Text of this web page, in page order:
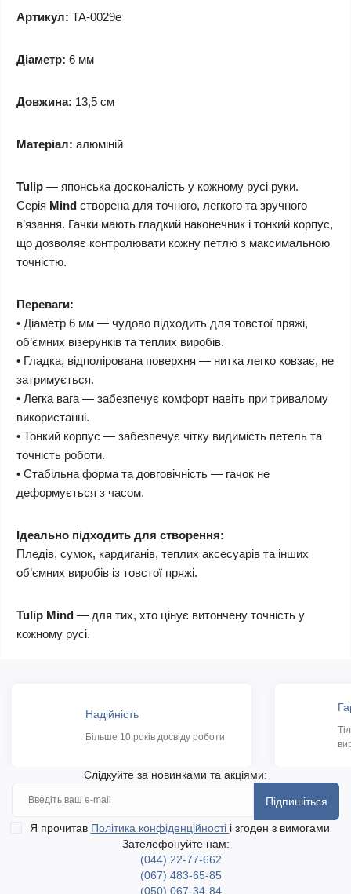
Артикул: TA-0029e
Діаметр: 6 мм
Довжина: 13,5 см
Матеріал: алюміній
Tulip — японська досконалість у кожному русі руки.
Серія Mind створена для точного, легкого та зручного
в’язання. Гачки мають гладкий наконечник і тонкий корпус,
що дозволяє контролювати кожну петлю з максимальною
точністю.
Переваги:
• Діаметр 6 мм — чудово підходить для товстої пряжі,
об’ємних візерунків та теплих виробів.
• Гладка, відполірована поверхня — нитка легко ковзає, не
затримується.
• Легка вага — забезпечує комфорт навіть при тривалому
використанні.
• Тонкий корпус — забезпечує чітку видимість петель та
точність роботи.
• Стабільна форма та довговічність — гачок не
деформується з часом.
Ідеально підходить для створення:
Пледів, сумок, кардиганів, теплих аксесуарів та інших
об’ємних виробів із товстої пряжі.
Tulip Mind — для тих, хто цінує витончену точність у
кожному русі.
Надійність
Більше 10 років досвіду роботи
Слідкуйте за новинками та акціями:
Підпишіться
Я прочитав Політика конфіденційності і згоден з вимогами
Зателефонуйте нам:
(044) 22-77-662
(067) 483-65-85
(050) 067-34-84